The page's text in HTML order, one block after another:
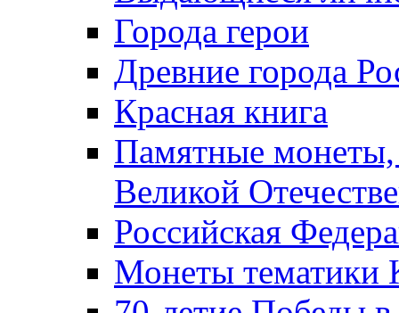
Города герои
Древние города
Красная книга
Памятные
Великой
Российская
Монеты тематики